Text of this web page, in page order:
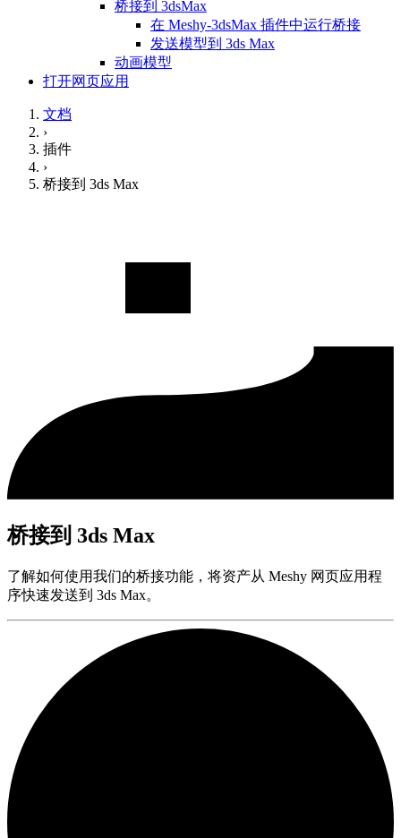
桥接到 3dsMax
在 Meshy-3dsMax 插件中运行桥接
发送模型到 3ds Max
动画模型
打开网页应用
文档
›
插件
›
桥接到 3ds Max
桥接到 3ds Max
了解如何使用我们的桥接功能，将资产从 Meshy 网页应用程
序快速发送到 3ds Max。